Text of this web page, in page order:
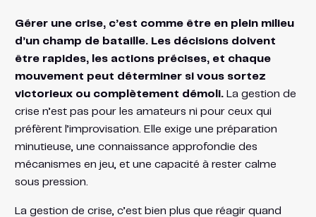
Gérer une crise, c’est comme être en plein milieu
d’un champ de bataille. Les décisions doivent
être rapides, les actions précises, et chaque
mouvement peut déterminer si vous sortez
victorieux ou complètement démoli.La gestion de
crise n’est pas pour les amateurs ni pour ceux qui
préfèrent l’improvisation. Elle exige une préparation
minutieuse, une connaissance approfondie des
mécanismes en jeu, et une capacité à rester calme
sous pression.
La gestion de crise, c’est bien plus que réagir quand